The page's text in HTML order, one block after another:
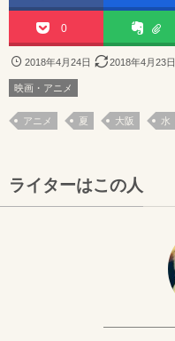
0
2018年4月24日 2018年4月23日
映画・アニメ
アニメ 夏 大阪 水
ライターはこの人